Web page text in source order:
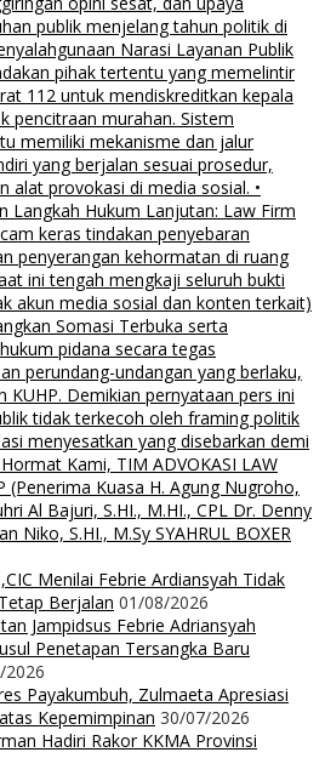
publik menjelang tahun politik di
Narasi Layanan Publik
pihak tertentu yang memelintir
112 untuk mendiskreditkan kepala
pencitraan murahan. Sistem
memiliki mekanisme dan jalur
yang berjalan sesuai prosedur,
alat provokasi di media sosial. •
Langkah Hukum Lanjutan: Law Firm
keras tindakan penyebaran
penyerangan kehormatan di ruang
ini tengah mengkaji seluruh bukti
akun media sosial dan konten terkait)
Somasi Terbuka serta
pidana secara tegas
perundang-undangan yang berlaku,
KUHP. Demikian pernyataan pers ini
tidak terkecoh oleh framing politik
menyesatkan yang disebarkan demi
Kami, TIM ADVOKASI LAW
(Penerima Kuasa H. Agung Nugroho,
Al Bajuri, S.HI., M.HI., CPL Dr. Denny
Niko, S.HI., M.Sy SYAHRUL BOXER
Menilai Febrie Ardiansyah Tidak
Berjalan 01/08/2026
Jampidsus Febrie Adriansyah
Penetapan Tersangka Baru
2026
Payakumbuh, Zulmaeta Apresiasi
Kepemimpinan 30/07/2026
Hadiri Rakor KKMA Provinsi